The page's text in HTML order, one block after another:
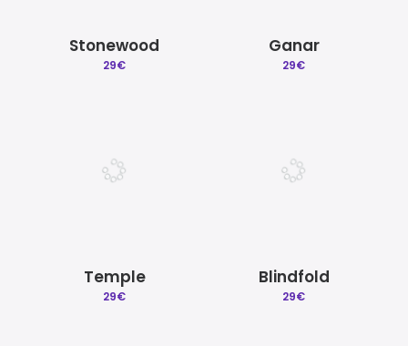
Stonewood
29€
Ganar
29€
Temple
29€
Blindfold
29€